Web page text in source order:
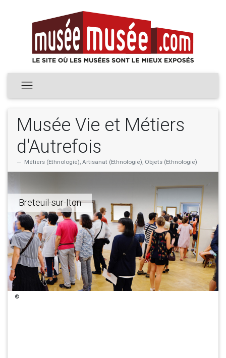
Musée Vie et Métiers
d'Autrefois
Métiers (Ethnologie), Artisanat (Ethnologie), Objets (Ethnologie)
Breteuil-sur-Iton
©